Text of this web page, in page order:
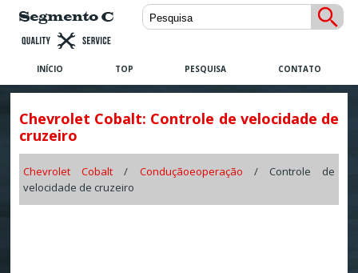
INÍCIO TOP PESQUISA CONTATO
Chevrolet Cobalt: Controle de velocidade de
cruzeiro
Chevrolet Cobalt / Conduçãoeoperação / Controle de
velocidade de cruzeiro